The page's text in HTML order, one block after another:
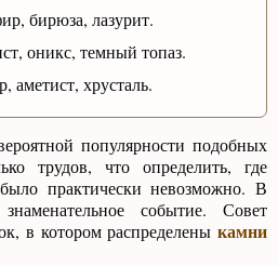
бирюза, лазурит.
оникс, темный топаз.
аметист, хрусталь.
популярности подобных
трудов, что определить, где
практически невозможно. В
событие. Совет
в котором распределены камни